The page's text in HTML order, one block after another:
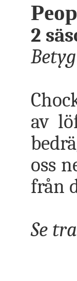
2
av
oss
från
Se